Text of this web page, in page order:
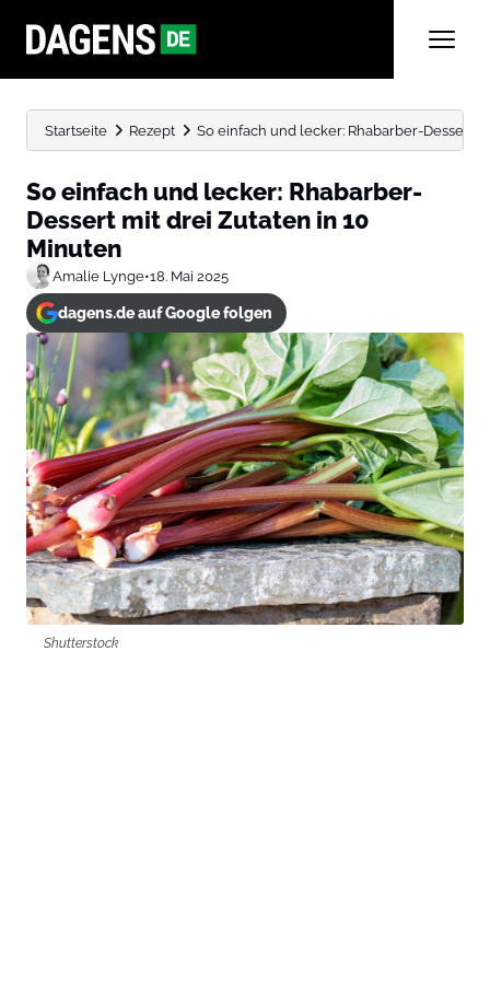
Startseite Rezept So einfach und lecker: Rhabarber-Dessert
So einfach und lecker: Rhabarber-
Dessert mit drei Zutaten in 10
Minuten
Amalie Lynge•18. Mai 2025
dagens.de auf Google folgen
Shutterstock